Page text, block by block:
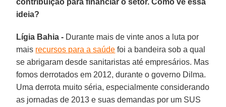
ideia?
Lígia Bahia - Durante mais de vinte anos a luta por
mais recursos para a saúde foi a bandeira sob a qual
se abrigaram desde sanitaristas até empresários. Mas
fomos derrotados em 2012, durante o governo Dilma.
Uma derrota muito séria, especialmente considerando
as jornadas de 2013 e suas demandas por um SUS